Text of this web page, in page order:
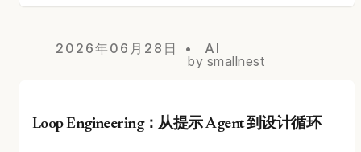
2026年06月28日
AI
by smallnest
Loop Engineering：从提示 Agent 到设计循环